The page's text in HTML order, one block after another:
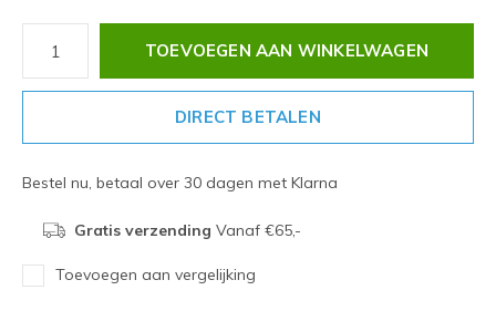
TOEVOEGEN AAN WINKELWAGEN
DIRECT BETALEN
Bestel nu, betaal over 30 dagen met Klarna
Gratis verzending Vanaf €65,-
Toevoegen aan vergelijking